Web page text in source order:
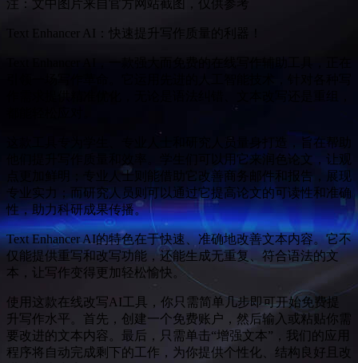
注：文中图片来自官方网站截图，仅供参考
Text Enhancer AI：快速提升写作质量的利器！
这款工具专为学生、专业人士和研究人员量身打造，旨在帮助
他们提升写作质量和效率。学生们可以用它来润色论文，让观
点更加鲜明；专业人士则能借助它改善商务邮件和报告，展现
专业实力；而研究人员则可以通过它提高论文的可读性和准确
性，助力科研成果传播。
Text Enhancer AI的特色在于快速、准确地改善文本内容。它不
仅能提供重写和改写功能，还能生成无重复、符合语法的文
本，让写作变得更加轻松愉快。
使用这款在线改写AI工具，你只需简单几步即可开始免费提
升写作水平。首先，创建一个免费账户，然后输入或粘贴你需
要改进的文本内容。最后，只需单击“增强文本”，我们的应用
程序将自动完成剩下的工作，为你提供个性化、结构良好且改